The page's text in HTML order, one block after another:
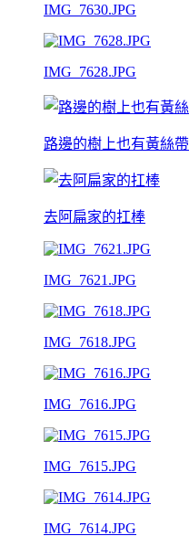
IMG_7630.JPG
IMG_7628.JPG
路邊的樹上也有黃絲帶
去阿扁家的扛棒
IMG_7621.JPG
IMG_7618.JPG
IMG_7616.JPG
IMG_7615.JPG
IMG_7614.JPG